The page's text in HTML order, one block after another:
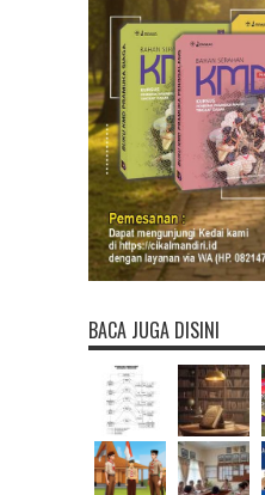
BACA JUGA DISINI